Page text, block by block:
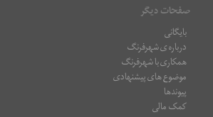
صفحات دیگر
بایگانی
درباره ی شهرفرنگ
همکاری با شهرفرنگ
موضوع های پیشنهادی
پیوندها
کمک مالی